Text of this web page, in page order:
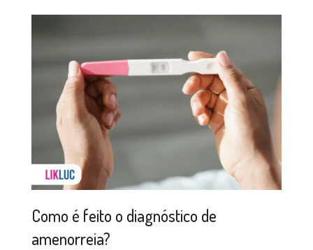
Como é feito o diagnóstico de
amenorreia?